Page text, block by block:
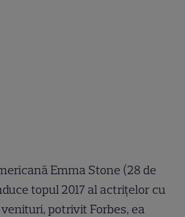
Emma Stone (28 de
topul 2017 al actrițelor cu
potrivit Forbes, ea